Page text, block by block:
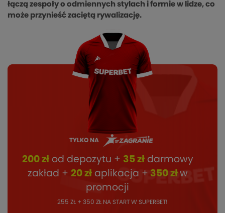
łączą zespoły o odmiennych stylach i formie w lidze, co
może przynieść zaciętą rywalizację.
TYLKO NA
200 złod depozytu + 35 złdarmowy
zakład + 20 złaplikacja + 350 zł w
promocji
255 ZŁ + 350 ZŁ NA START W SUPERBET!